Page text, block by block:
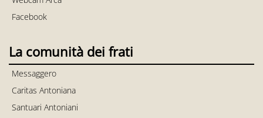
Facebook
La comunità dei frati
Messaggero
Caritas Antoniana
Santuari Antoniani